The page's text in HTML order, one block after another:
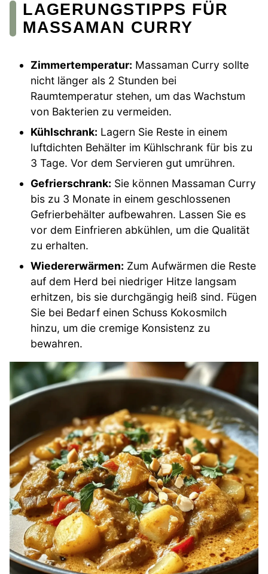
LAGERUNGSTIPPS FÜR
MASSAMAN CURRY
Zimmertemperatur: Massaman Curry sollte
nicht länger als 2 Stunden bei
Raumtemperatur stehen, um das Wachstum
von Bakterien zu vermeiden.
Kühlschrank: Lagern Sie Reste in einem
luftdichten Behälter im Kühlschrank für bis zu
3 Tage. Vor dem Servieren gut umrühren.
Gefrierschrank: Sie können Massaman Curry
bis zu 3 Monate in einem geschlossenen
Gefrierbehälter aufbewahren. Lassen Sie es
vor dem Einfrieren abkühlen, um die Qualität
zu erhalten.
Wiedererwärmen: Zum Aufwärmen die Reste
auf dem Herd bei niedriger Hitze langsam
erhitzen, bis sie durchgängig heiß sind. Fügen
Sie bei Bedarf einen Schuss Kokosmilch
hinzu, um die cremige Konsistenz zu
bewahren.